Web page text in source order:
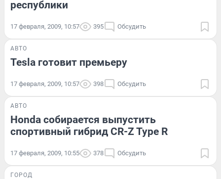
республики
17 февраля, 2009, 10:57 395 Обсудить
АВТО
Tesla готовит премьеру
17 февраля, 2009, 10:57 398 Обсудить
АВТО
Honda собирается выпустить
спортивный гибрид CR-Z Type R
17 февраля, 2009, 10:55 378 Обсудить
ГОРОД